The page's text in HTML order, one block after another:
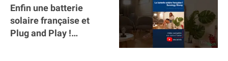
Enfin une batterie
solaire française et
Plug and Play !